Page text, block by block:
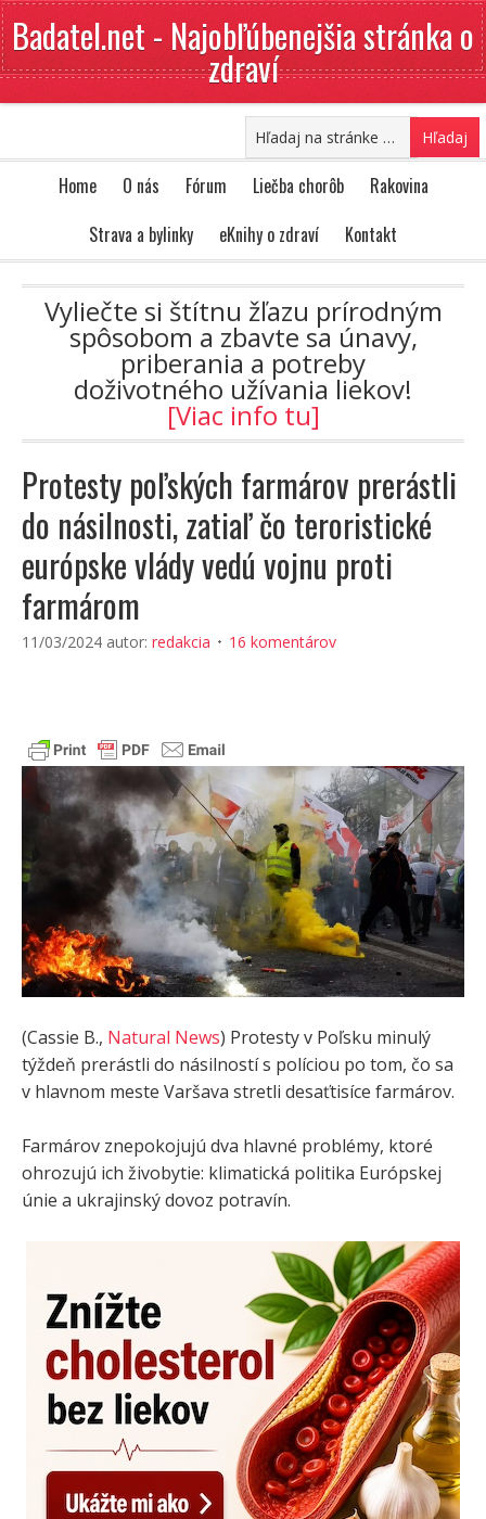
Badatel.net - Najobľúbenejšia stránka o
zdraví
Home O nás Fórum Liečba chorôb
Rakovina
Strava a bylinky
eKnihy o zdraví Kontakt
Vyliečte si štítnu žľazu prírodným
spôsobom a zbavte sa únavy,
priberania a potreby
doživotného užívania liekov!
[Viac info tu]
Protesty poľských farmárov prerástli
do násilnosti, zatiaľ čo teroristické
európske vlády vedú vojnu proti
farmárom
11/03/2024 autor: redakcia 16 komentárov
(Cassie B., Natural News) Protesty v Poľsku minulý
týždeň prerástli do násilností s políciou po tom, čo sa
v hlavnom meste Varšava stretli desaťtisíce farmárov.
Farmárov znepokojujú dva hlavné problémy, ktoré
ohrozujú ich živobytie: klimatická politika Európskej
únie a ukrajinský dovoz potravín.